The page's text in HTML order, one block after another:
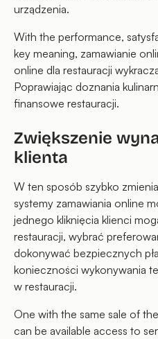
urządzenia.
With the performance,
key meaning, zamawianie
online dla restauracji
Poprawiając doznania
finansowe restauracji.
Zwiększenie
klienta
W ten sposób szybko
systemy zamawiania online
jednego kliknięcia klienci
restauracji, wybrać
dokonywać bezpiecznych
konieczności wykonywania
w restauracji.
One with the same sale of
can be available access to